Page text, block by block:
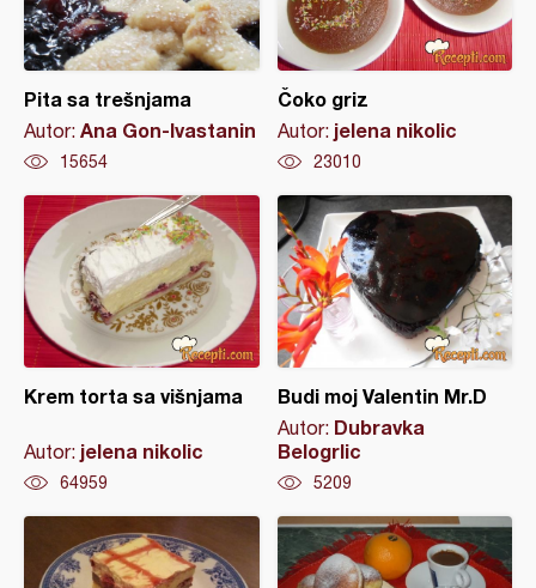
Pita sa trešnjama
Autor: Ana Gon-Ivastanin
15654
Čoko griz
Autor: jelena nikolic
23010
Krem torta sa višnjama
Autor: jelena nikolic
64959
Budi moj Valentin Mr.D
Autor: Dubravka
Belogrlic
5209